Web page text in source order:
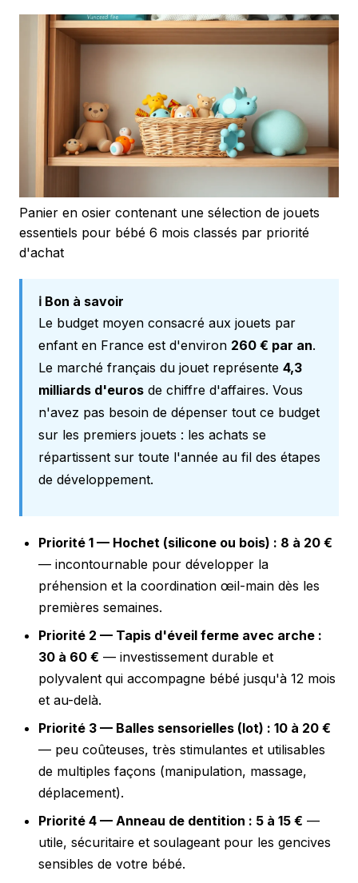
Panier en osier contenant une sélection de jouets
essentiels pour bébé 6 mois classés par priorité
d'achat
ℹ️ Bon à savoir
Le budget moyen consacré aux jouets par
enfant en France est d'environ 260 € par an.
Le marché français du jouet représente 4,3
milliards d'euros de chiffre d'affaires. Vous
n'avez pas besoin de dépenser tout ce budget
sur les premiers jouets : les achats se
répartissent sur toute l'année au fil des étapes
de développement.
Priorité 1 — Hochet (silicone ou bois) : 8 à 20 €
— incontournable pour développer la
préhension et la coordination œil-main dès les
premières semaines.
Priorité 2 — Tapis d'éveil ferme avec arche :
30 à 60 € — investissement durable et
polyvalent qui accompagne bébé jusqu'à 12 mois
et au-delà.
Priorité 3 — Balles sensorielles (lot) : 10 à 20 €
— peu coûteuses, très stimulantes et utilisables
de multiples façons (manipulation, massage,
déplacement).
Priorité 4 — Anneau de dentition : 5 à 15 € —
utile, sécuritaire et soulageant pour les gencives
sensibles de votre bébé.